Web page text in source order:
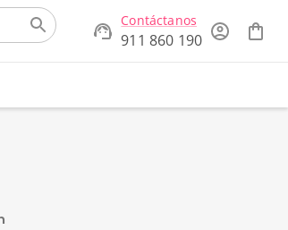
Contáctanos
911 860 190